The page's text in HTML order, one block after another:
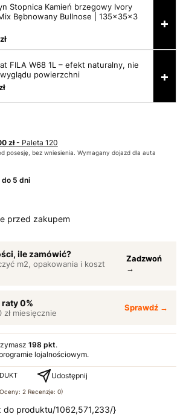
Stopnica Kamień brzegowy Ivory
Bębnowany Bullnose | 135x35x3
+
FILA W68 1L – efekt naturalny, nie
powierzchni
+
zł- Paleta 120
posesję, bez wniesienia. Wymagany dojazd dla auta
do 5 dni
przed zakupem
ile zamówić?
m2, opakowania i koszt
Zadzwoń
→
0%
zł miesięcznie
Sprawdź →
198 pkt.
lojalnościowym.
Udostępnij
2 Recenzje: 0)
do produktu/1062,571,233/}